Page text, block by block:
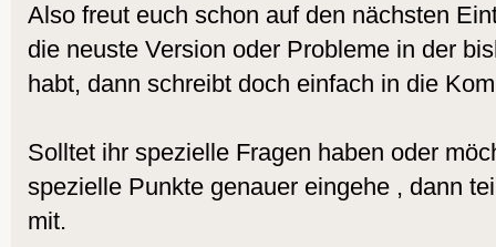
Also freut euch schon auf den nächsten
die neuste Version oder Probleme in der
habt, dann schreibt doch einfach in die
Solltet ihr spezielle Fragen haben oder
spezielle Punkte genauer eingehe , dann
mit.